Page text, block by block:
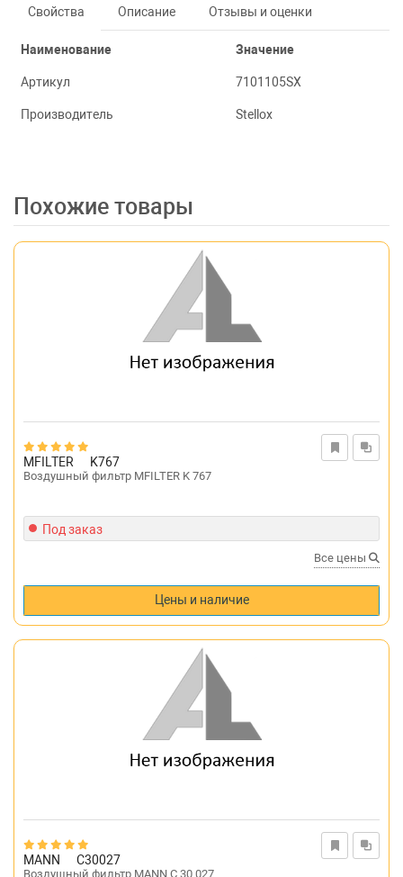
Свойства Описание Отзывы и оценки
Наименование Значение
Артикул 7101105SX
Производитель Stellox
Похожие товары
MFILTER K767
Воздушный фильтр MFILTER K 767
Под заказ
Все цены
Цены и наличие
MANN C30027
Воздушный фильтр MANN C 30 027